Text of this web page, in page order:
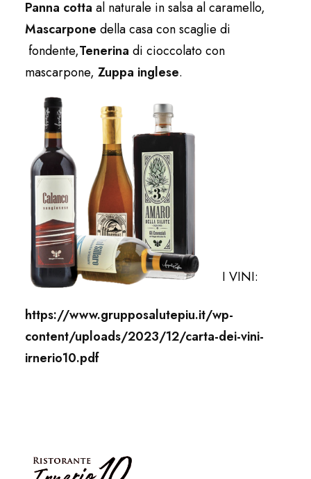
Panna cotta al naturale in salsa al caramello,
Mascarpone della casa con scaglie di
fondente,Tenerina di cioccolato con
mascarpone, Zuppa inglese.
I VINI:
https://www.grupposalutepiu.it/wp-
content/uploads/2023/12/carta-dei-vini-
irnerio10.pdf